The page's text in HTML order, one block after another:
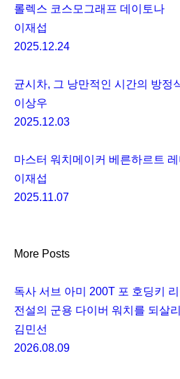
롤렉스 코스모그래프 데이토나
이재섭
2025.12.24
균시차, 그 낭만적인 시간의 방정
이상우
2025.12.03
마스터 워치메이커 베른하르트
이재섭
2025.11.07
More Posts
독사 서브 아미 200T 포 호딩키
전설의 군용 다이버 워치를 되살
김민선
2026.08.09